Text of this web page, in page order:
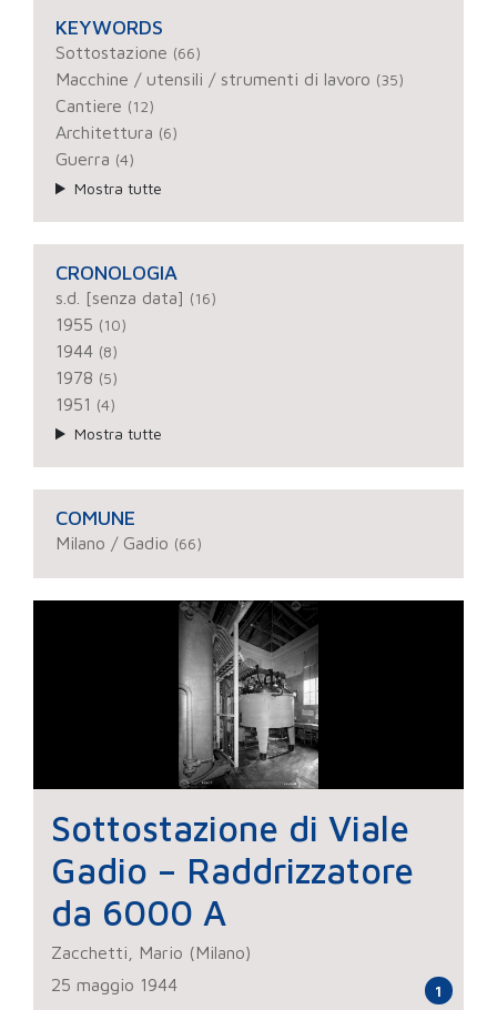
KEYWORDS
Sottostazione (66)
Macchine / utensili / strumenti di lavoro (35)
Cantiere (12)
Architettura (6)
Guerra (4)
Mostra tutte
CRONOLOGIA
s.d. [senza data] (16)
1955 (10)
1944 (8)
1978 (5)
1951 (4)
Mostra tutte
COMUNE
Milano / Gadio (66)
Sottostazione di Viale
Gadio – Raddrizzatore
da 6000 A
Zacchetti, Mario (Milano)
25 maggio 1944
1